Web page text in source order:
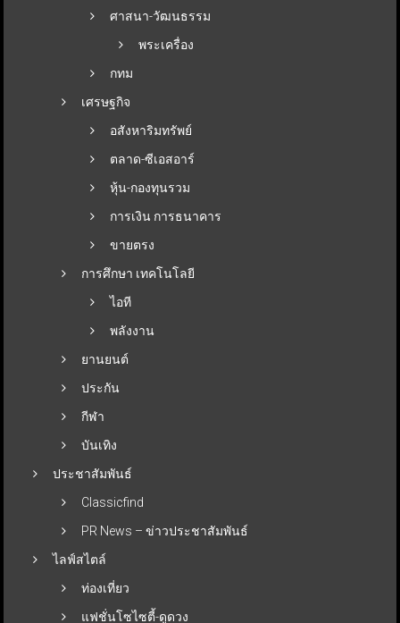
ศาสนา-วัฒนธรรม
พระเครื่อง
กทม
เศรษฐกิจ
อสังหาริมทรัพย์
ตลาด-ซีเอสอาร์
หุ้น-กองทุนรวม
การเงิน การธนาคาร
ขายตรง
การศึกษา เทคโนโลยี
ไอที
พลังงาน
ยานยนต์
ประกัน
กีฬา
บันเทิง
ประชาสัมพันธ์
Classicfind
PR News – ข่าวประชาสัมพันธ์
ไลฟ์สไตล์
ท่องเที่ยว
แฟชั่นโซไซตี้-ดูดวง